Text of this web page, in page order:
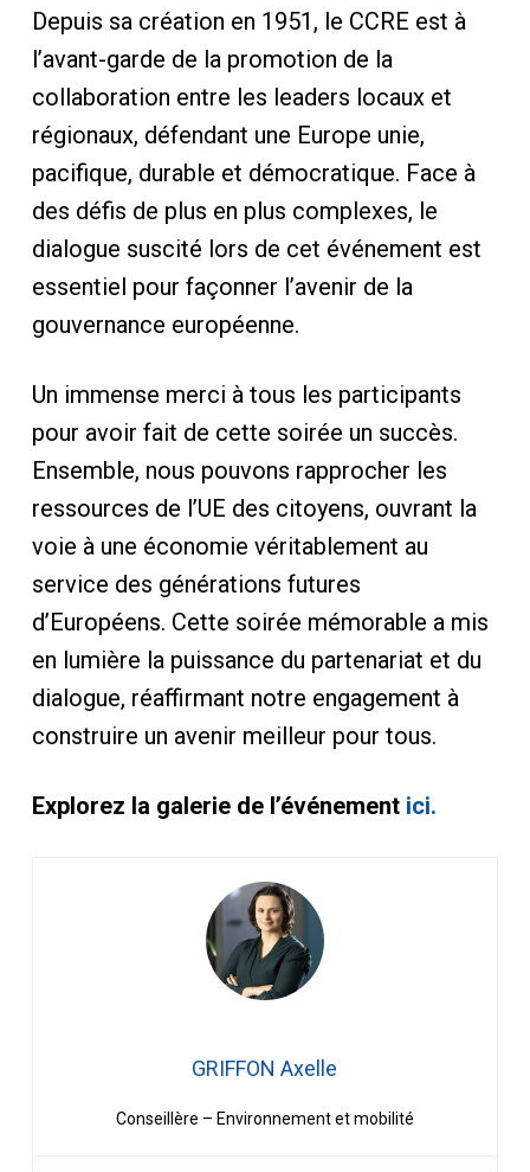
Depuis sa création en 1951, le CCRE est à
l’avant-garde de la promotion de la
collaboration entre les leaders locaux et
régionaux, défendant une Europe unie,
pacifique, durable et démocratique. Face à
des défis de plus en plus complexes, le
dialogue suscité lors de cet événement est
essentiel pour façonner l’avenir de la
gouvernance européenne.
Un immense merci à tous les participants
pour avoir fait de cette soirée un succès.
Ensemble, nous pouvons rapprocher les
ressources de l’UE des citoyens, ouvrant la
voie à une économie véritablement au
service des générations futures
d’Européens. Cette soirée mémorable a mis
en lumière la puissance du partenariat et du
dialogue, réaffirmant notre engagement à
construire un avenir meilleur pour tous.
Explorez la galerie de l’événement ici.
GRIFFON Axelle
Conseillère – Environnement et mobilité